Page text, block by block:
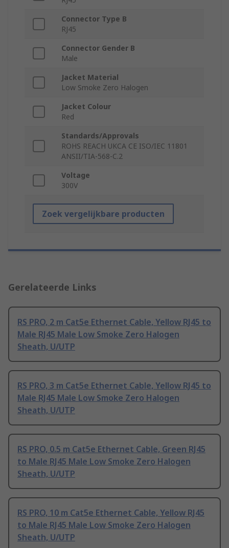
Connector Type B
RJ45
Connector Gender B
Male
Jacket Material
Low Smoke Zero Halogen
Jacket Colour
Red
Standards/Approvals
ROHS REACH UKCA CE ISO/IEC 11801
ANSII/TIA-568-C.2
Voltage
300V
Zoek vergelijkbare producten
Gerelateerde Links
RS PRO, 2 m Cat5e Ethernet Cable, Yellow RJ45 to
Male RJ45 Male Low Smoke Zero Halogen
Sheath, U/UTP
RS PRO, 3 m Cat5e Ethernet Cable, Yellow RJ45 to
Male RJ45 Male Low Smoke Zero Halogen
Sheath, U/UTP
RS PRO, 0.5 m Cat5e Ethernet Cable, Green RJ45
to Male RJ45 Male Low Smoke Zero Halogen
Sheath, U/UTP
RS PRO, 10 m Cat5e Ethernet Cable, Yellow RJ45
to Male RJ45 Male Low Smoke Zero Halogen
Sheath, U/UTP